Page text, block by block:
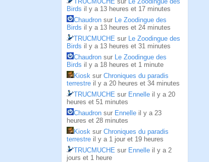
Birds il y a 13 heures et 17 minutes
Chaudron sur Le Zoodingue des
Birds il y a 13 heures et 24 minutes
TRUCMUCHE sur Le Zoodingue des
Birds il y a 13 heures et 31 minutes
Chaudron sur Le Zoodingue des
Birds il y a 18 heures et 1 minute
Kiosk sur Chroniques du paradis
terrestre il y a 20 heures et 34 minutes
TRUCMUCHE sur Ennelle il y a 20
heures et 51 minutes
Chaudron sur Ennelle il y a 23
heures et 28 minutes
Kiosk sur Chroniques du paradis
terrestre il y a 1 jour et 19 heures
TRUCMUCHE sur Ennelle il y a 2
jours et 1 heure